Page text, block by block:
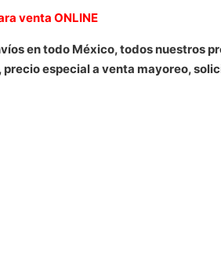
venta ONLINE
en todo México, todos nuestros
especial a venta mayoreo,